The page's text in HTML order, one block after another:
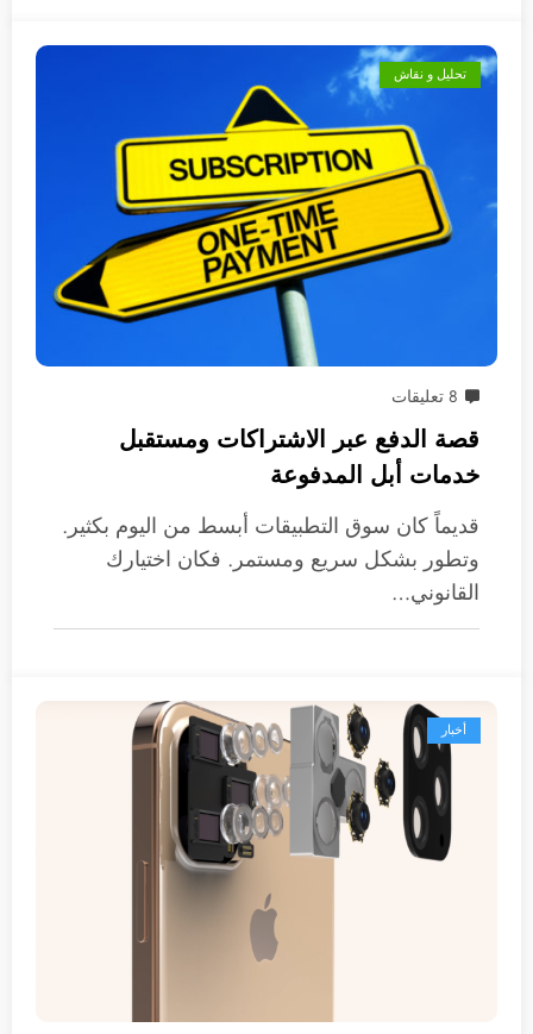
تحليل و نقاش
8 تعليقات
قصة الدفع عبر الاشتراكات ومستقبل
خدمات أبل المدفوعة
قديماً كان سوق التطبيقات أبسط من اليوم بكثير.
وتطور بشكل سريع ومستمر. فكان اختيارك
القانوني…
أخبار